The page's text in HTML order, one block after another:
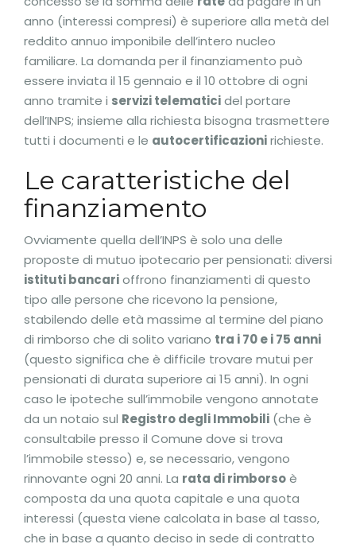
anno (interessi compresi) è superiore alla metà del
reddito annuo imponibile dell’intero nucleo
familiare. La domanda per il finanziamento può
essere inviata il 15 gennaio e il 10 ottobre di ogni
anno tramite i servizi telematicidel portare
dell’INPS; insieme alla richiesta bisogna trasmettere
tutti i documenti e le autocertificazionirichieste.
Le caratteristiche del
finanziamento
Ovviamente quella dell’INPS è solo una delle
proposte di mutuo ipotecario per pensionati: diversi
istituti bancarioffrono finanziamenti di questo
tipo alle persone che ricevono la pensione,
stabilendo delle età massime al termine del piano
di rimborso che di solito variano tra i 70 e i 75 anni
(questo significa che è difficile trovare mutui per
pensionati di durata superiore ai 15 anni). In ogni
caso le ipoteche sull’immobile vengono annotate
da un notaio sul Registro degli Immobili (che è
consultabile presso il Comune dove si trova
l’immobile stesso) e, se necessario, vengono
rinnovante ogni 20 anni. La rata di rimborsoè
composta da una quota capitale e una quota
interessi (questa viene calcolata in base al tasso,
che in base a quanto deciso in sede di contratto